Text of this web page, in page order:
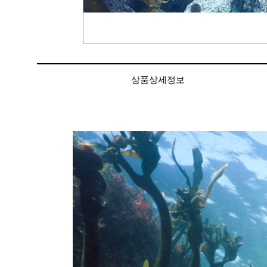
상품상세정보